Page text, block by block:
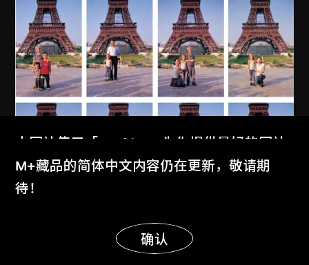
古儒郎
我的中國家庭
本网站使用「Cookies」为你提供最好的网站
体验。
了解更多
明白
M+藏品的简体中文内容仍在更新，敬请期
待！
确认
显示更多